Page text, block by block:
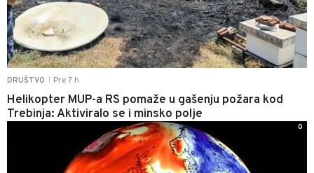
DRUŠTVO Pre 7 h
Helikopter MUP-a RS pomaže u gašenju požara kod
Trebinja: Aktiviralo se i minsko polje
0